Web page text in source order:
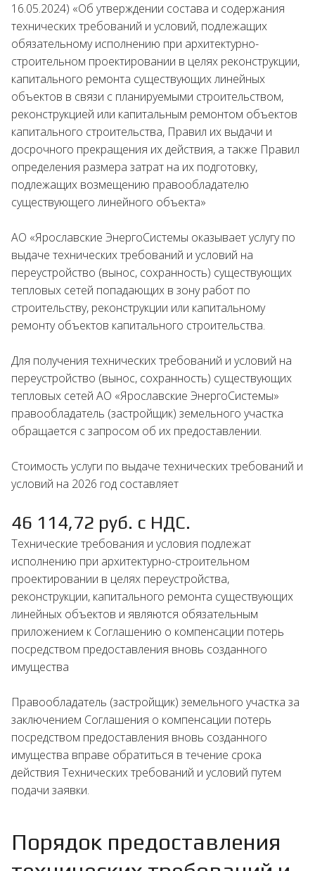
16.05.2024) «Об утверждении состава и содержания
технических требований и условий, подлежащих
обязательному исполнению при архитектурно-
строительном проектировании в целях реконструкции,
капитального ремонта существующих линейных
объектов в связи с планируемыми строительством,
реконструкцией или капитальным ремонтом объектов
капитального строительства, Правил их выдачи и
досрочного прекращения их действия, а также Правил
определения размера затрат на их подготовку,
подлежащих возмещению правообладателю
существующего линейного объекта»
АО «Ярославские ЭнергоСистемы оказывает услугу по
выдаче технических требований и условий на
переустройство (вынос, сохранность) существующих
тепловых сетей попадающих в зону работ по
строительству, реконструкции или капитальному
ремонту объектов капитального строительства.
Для получения технических требований и условий на
переустройство (вынос, сохранность) существующих
тепловых сетей АО «Ярославские ЭнергоСистемы»
правообладатель (застройщик) земельного участка
обращается с запросом об их предоставлении.
Стоимость услуги по выдаче технических требований и
условий на 2026 год составляет
46 114,72 руб. с НДС.
Технические требования и условия подлежат
исполнению при архитектурно-строительном
проектировании в целях переустройства,
реконструкции, капитального ремонта существующих
линейных объектов и являются обязательным
приложением к Соглашению о компенсации потерь
посредством предоставления вновь созданного
имущества
Правообладатель (застройщик) земельного участка за
заключением Соглашения о компенсации потерь
посредством предоставления вновь созданного
имущества вправе обратиться в течение срока
действия Технических требований и условий путем
подачи заявки.
Порядок предоставления